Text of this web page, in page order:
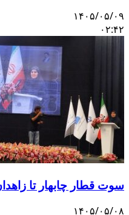
۱۴۰۵/۰۵/۰۹
۰۲:۴۲
سوت قطار چابهار تا
۱۴۰۵/۰۵/۰۸